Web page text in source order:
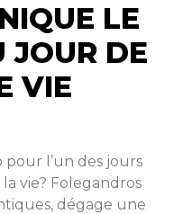
LE
JOUR DE
VIE
l’un des jours
vie? Folegandros
dégage une